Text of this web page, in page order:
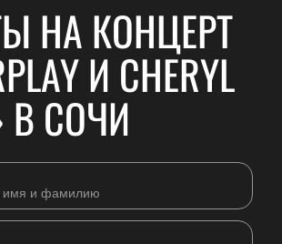
НА КОНЦЕРТ
И CHERYL
В СОЧИ